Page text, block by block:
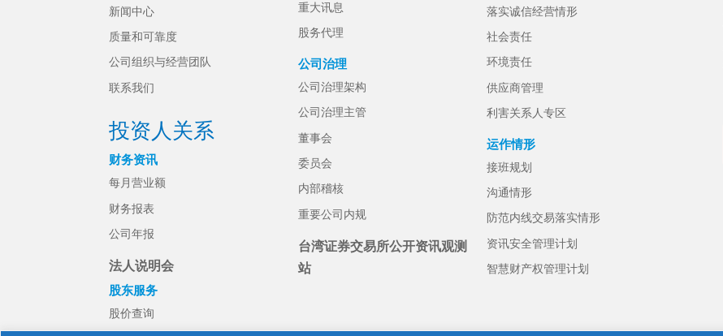
新闻中心
质量和可靠度
公司组织与经营团队
联系我们
投资人关系
财务资讯
每月营业额
财务报表
公司年报
法人说明会
股东服务
股价查询
重大讯息
股务代理
公司治理
公司治理架构
公司治理主管
董事会
委员会
内部稽核
重要公司内规
台湾证券交易所公开资讯观测
站
落实诚信经营情形
社会责任
环境责任
供应商管理
利害关系人专区
运作情形
接班规划
沟通情形
防范内线交易落实情形
资讯安全管理计划
智慧财产权管理计划